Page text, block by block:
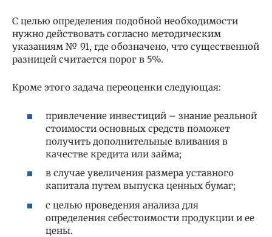
С целью определения подобной необходимости
нужно действовать согласно методическим
указаниям № 91, где обозначено, что существенной
разницей считается порог в 5%.
Кроме этого задача переоценки следующая:
привлечение инвестиций – знание реальной
стоимости основных средств поможет
получить дополнительные вливания в
качестве кредита или займа;
в случае увеличения размера уставного
капитала путем выпуска ценных бумаг;
с целью проведения анализа для
определения себестоимости продукции и ее
цены.